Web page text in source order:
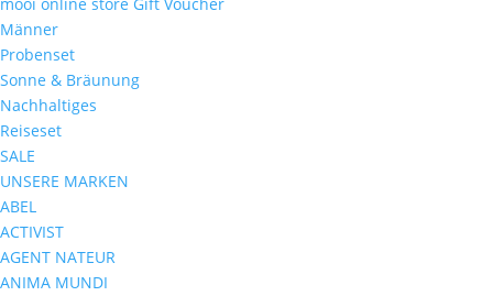
Männer
Probenset
Sonne & Bräunung
Nachhaltiges
Reiseset
SALE
UNSERE MARKEN
ABEL
ACTIVIST
AGENT NATEUR
ANIMA MUNDI